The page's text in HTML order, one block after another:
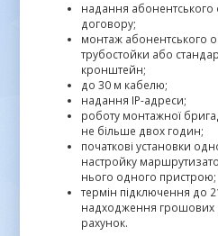
надання абонентського
договору;
монтаж абонентського
трубостойки або
кронштейн;
до 30 м кабелю;
надання IP-адреси;
роботу монтажної
не більше двох годин;
початкові установки
настройку
нього одного пристрою;
термін підключення до
надходження грошових
рахунок.